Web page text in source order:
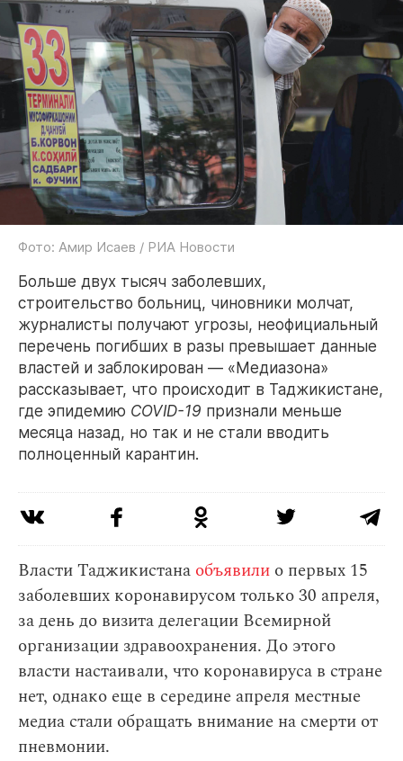
Фото: Амир Исаев / РИА Новости
Больше двух тысяч заболевших,
строительство больниц, чиновники молчат,
журналисты получают угрозы, неофициальный
перечень погибших в разы превышает данные
властей и заблокирован — «Медиазона»
рассказывает, что происходит в Таджикистане,
где эпидемию COVID-19 признали меньше
месяца назад, но так и не стали вводить
полноценный карантин.
Власти Таджикистана объявили о первых 15
заболевших коронавирусом только 30 апреля,
за день до визита делегации Всемирной
организации здравоохранения. До этого
власти настаивали, что коронавируса в стране
нет, однако еще в середине апреля местные
медиа стали обращать внимание на смерти от
пневмонии.